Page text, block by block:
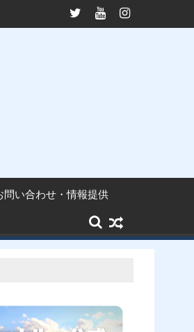
否定
に小野崎正喜前県議が就任──問われるガ
問い合わせ・情報提供